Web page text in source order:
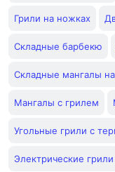
Грили на ножках
Складные барбекю
Складные мангалы
Мангалы с грилем
Угольные грили с
Электрические грили